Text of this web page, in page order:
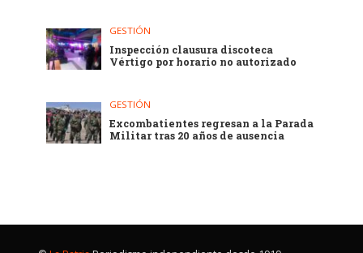
GESTIÓN
Inspección clausura discoteca
Vértigo por horario no autorizado
GESTIÓN
Excombatientes regresan a la Parada
Militar tras 20 años de ausencia